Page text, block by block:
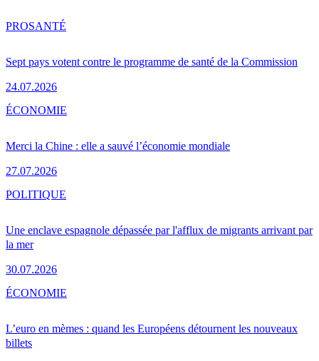
Sept pays votent contre le programme de santé de la Commission
24.07.2026
PROSANTÉ
Merci la Chine : elle a sauvé l’économie mondiale
27.07.2026
ÉCONOMIE
Une enclave espagnole dépassée par l'afflux de migrants arrivant par
la mer
30.07.2026
POLITIQUE
L’euro en mèmes : quand les Européens détournent les nouveaux
billets
ÉCONOMIE